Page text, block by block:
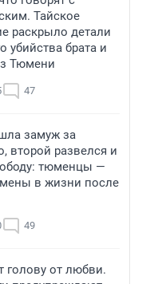
Тайское
раскрыло детали
убийства брата и
Тюмени
47
замуж за
второй развелся и
тюменцы —
в жизни после
49
голову от любви.